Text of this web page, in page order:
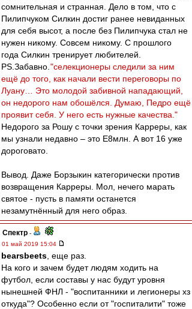
сомнительная и странная. Дело в том, что с
Пилипчуком Силкин достиг ранее невиданных
для себя высот, а после без Пилипчука стал не
нужен никому. Совсем никому. С прошлого
года Силкин тренирует любителей.
PS.Забавно. "селекционеры следили за ним
ещё до того, как начали вести переговоры по
Луану… Это молодой забивной нападающий,
он недорого нам обошёлся. Думаю, Педро ещё
проявит себя. У него есть нужные качества."
Недорого за Рошу с точки зрения Карреры, как
мы узнали недавно – это E8млн. А вот 16 уже
дороговато.
Вывод. Даже Борзыкин категорически против
возвращения Карреры. Мол, нечего марать
святое - пусть в памяти останется
незамутнённый для него образ.
Спектр -
01 май 2019 15:04
bearsbeets , еще раз.
На кого и зачем будет людям ходить на
футбол, если составы у нас будут уровня
нынешней ФНЛ - "воспитанники и легионеры хз
откуда"? Особенно если от "госпиталити" тоже